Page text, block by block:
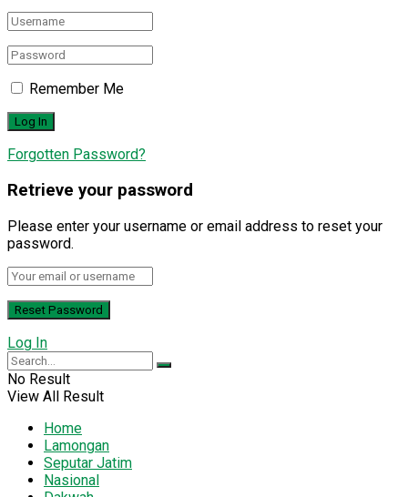
Remember Me
Forgotten Password?
Retrieve your password
Please enter your username or email address to reset your
password.
Log In
No Result
View All Result
Home
Lamongan
Seputar Jatim
Nasional